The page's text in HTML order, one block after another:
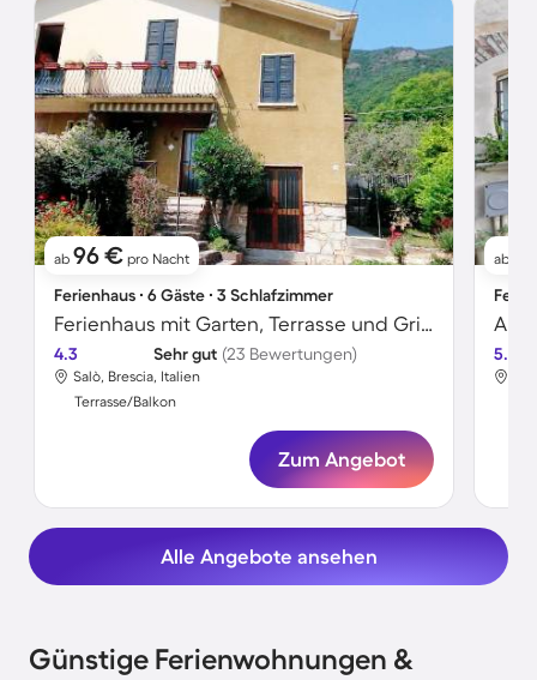
ab 96 € pro Nacht
Ferienhaus ∙ 6 Gäste ∙ 3 Schlafzimmer
Ferienhaus mit Garten, Terrasse und Grill | Seeblick | Haustiere erlaubt
4.3 Sehr gut (23 Bewertungen)
Salò, Brescia, Italien
Terrasse/Balkon
Zum Angebot
ab
5.0
Alle Angebote ansehen
Günstige Ferienwohnungen &